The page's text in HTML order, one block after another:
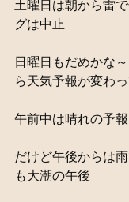
土曜日は朝から雷
グは中止
日曜日もだめかな
ら天気予報が変わ
午前中は晴れの予報
だけど午後からは
も大潮の午後